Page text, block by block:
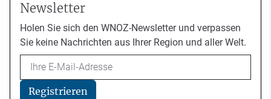
Newsletter
Holen Sie sich den WNOZ-Newsletter und verpassen
Sie keine Nachrichten aus Ihrer Region und aller Welt.
Email
Registrieren